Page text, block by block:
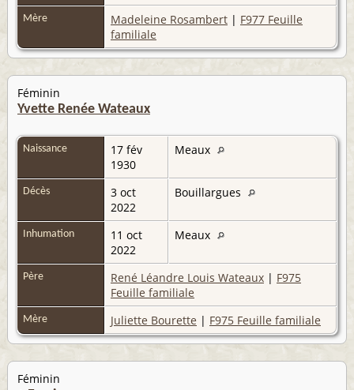
Mère Madeleine Rosambert | F977 Feuille
familiale
Féminin
Yvette Renée Wateaux
Naissance
17 fév
1930
Meaux
Décès
3 oct
2022
Bouillargues
Inhumation
11 oct
2022
Meaux
Père René Léandre Louis Wateaux | F975
Feuille familiale
Mère Juliette Bourette | F975 Feuille familiale
Féminin